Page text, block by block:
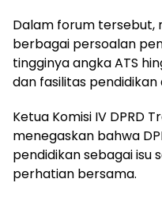
Dalam forum tersebut,
berbagai persoalan
tingginya angka ATS
dan fasilitas pendidikan
Ketua Komisi IV DPRD
menegaskan bahwa
pendidikan sebagai isu
perhatian bersama.